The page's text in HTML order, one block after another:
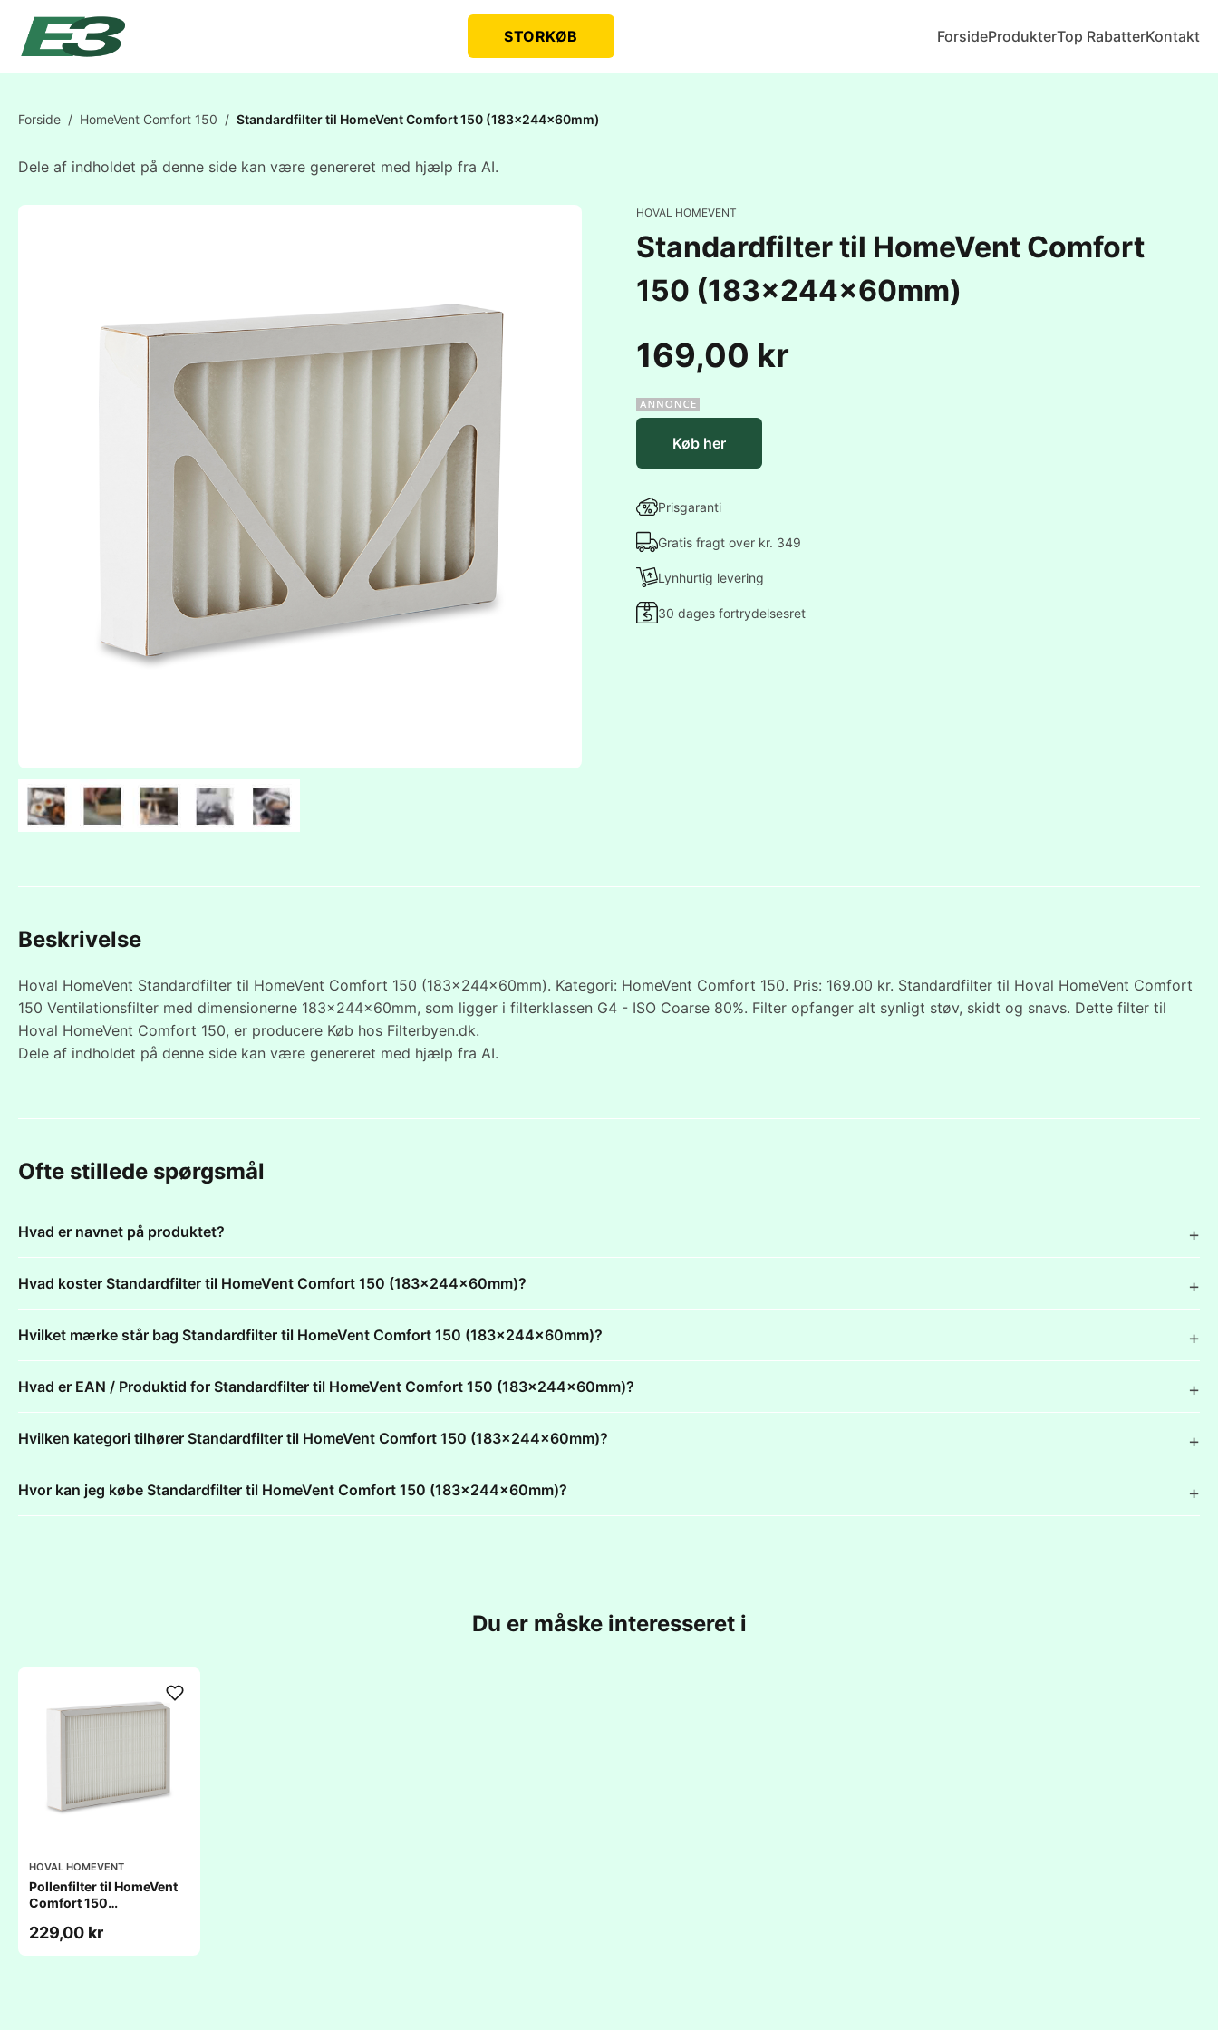
STORKØB ForsideProdukterTop RabatterKontakt
Forside / HomeVent Comfort 150 / Standardfilter til HomeVent Comfort 150 (183x244x60mm)
Dele af indholdet på denne side kan være genereret med hjælp fra AI.
HOVAL HOMEVENT
Standardfilter til HomeVent Comfort
150 (183x244x60mm)
169,00 kr
Køb her
Prisgaranti
Gratis fragt over kr. 349
Lynhurtig levering
30 dages fortrydelsesret
Beskrivelse
Hoval HomeVent Standardfilter til HomeVent Comfort 150 (183x244x60mm). Kategori: HomeVent Comfort 150. Pris: 169.00 kr. Standardfilter til Hoval HomeVent Comfort
150 Ventilationsfilter med dimensionerne 183x244x60mm, som ligger i filterklassen G4 - ISO Coarse 80%. Filter opfanger alt synligt støv, skidt og snavs. Dette filter til
Hoval HomeVent Comfort 150, er producere Køb hos Filterbyen.dk.
Dele af indholdet på denne side kan være genereret med hjælp fra AI.
Ofte stillede spørgsmål
Hvad er navnet på produktet?
Hvad koster Standardfilter til HomeVent Comfort 150 (183x244x60mm)?
Hvilket mærke står bag Standardfilter til HomeVent Comfort 150 (183x244x60mm)?
Hvad er EAN / Produktid for Standardfilter til HomeVent Comfort 150 (183x244x60mm)?
Hvilken kategori tilhører Standardfilter til HomeVent Comfort 150 (183x244x60mm)?
Hvor kan jeg købe Standardfilter til HomeVent Comfort 150 (183x244x60mm)?
Du er måske interesseret i
HOVAL HOMEVENT
Pollenfilter til HomeVent
Comfort 150
229,00 kr